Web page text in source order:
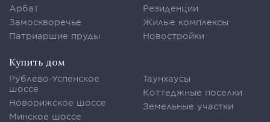
Арбат
Замоскворечье
Патриаршие пруды
Резиденции
Жилые комплексы
Новостройки
Купить дом
Рублево-Успенское
шоссе
Новорижское шоссе
Минское шоссе
Таунхаусы
Коттеджные поселки
Земельные участки